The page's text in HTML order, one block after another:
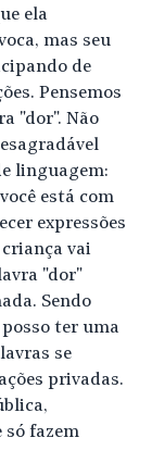
ela
mas seu
de
Pensemos
"dor". Não
linguagem:
está com
expressões
vai
"dor"
Sendo
ter uma
se
privadas.
só fazem